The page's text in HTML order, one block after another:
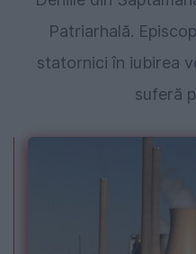
Patriarhală.
statornici în iubirea
suferă